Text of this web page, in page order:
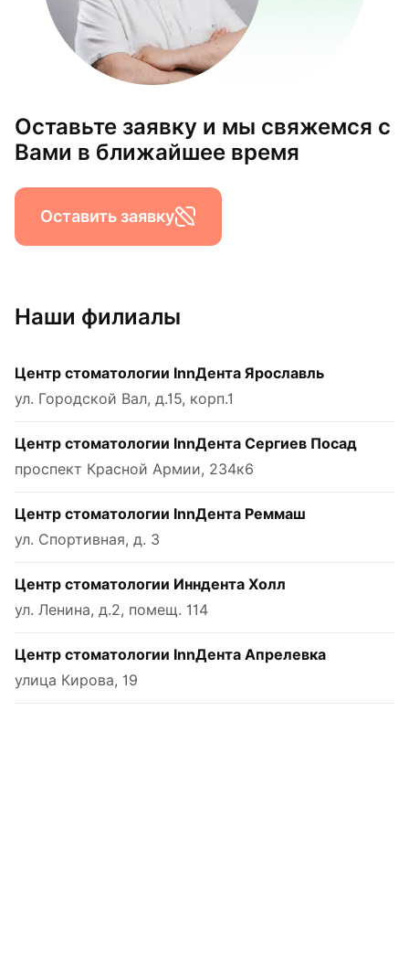
Оставьте заявку и мы свяжемся с
Вами в ближайшее время
Оставить заявку
Наши филиалы
Центр стоматологии InnДента Ярославль
ул. Городской Вал, д.15, корп.1
Центр стоматологии InnДента Сергиев Посад
проспект Красной Армии, 234к6
Центр стоматологии InnДента Реммаш
ул. Спортивная, д. 3
Центр стоматологии Инндента Холл
ул. Ленина, д.2, помещ. 114
Центр стоматологии InnДента Апрелевка
улица Кирова, 19